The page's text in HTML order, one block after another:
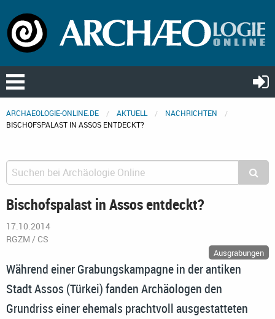
ARCHAEOLOGIE-ONLINE.DE AKTUELL
NACHRICHTEN
BISCHOFSPALAST IN ASSOS ENTDECKT?
Bischofspalast in Assos entdeckt?
17.10.2014
RGZM / CS
Ausgrabungen
Während einer Grabungskampagne in der antiken
Stadt Assos (Türkei) fanden Archäologen den
Grundriss einer ehemals prachtvoll ausgestatteten